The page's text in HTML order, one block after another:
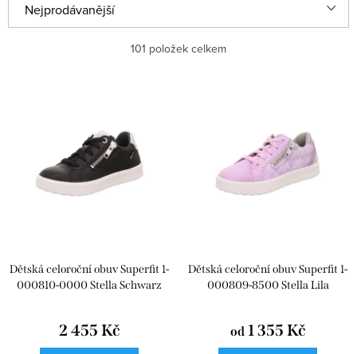
a
u
k
Nejprodávanější
101 položek celkem
o
Dětská celoroční obuv Superfit 1-
000810-0000 Stella Schwarz
2 455 Kč
Dětská celoroční obuv Superfit 1-
000809-8500 Stella Lila
od 1 355 Kč